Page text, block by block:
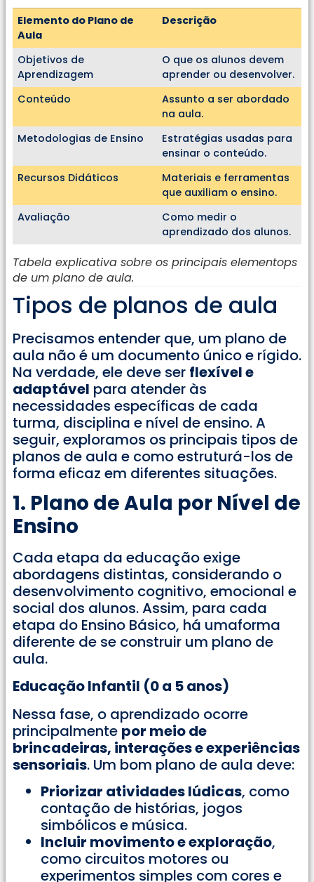
Elemento do Plano de
Aula
Descrição
Objetivos de
Aprendizagem
O que os alunos devem
aprender ou desenvolver.
Conteúdo
Assunto a ser abordado
na aula.
Metodologias de Ensino
Estratégias usadas para
ensinar o conteúdo.
Recursos Didáticos
Materiais e ferramentas
que auxiliam o ensino.
Avaliação
Como medir o
aprendizado dos alunos.
Tabela explicativa sobre os principais elementops
de um plano de aula.
Tipos de planos de aula
Precisamos entender que, um plano de
aula não é um documento único e rígido.
Na verdade, ele deve ser flexível e
adaptável para atender às
necessidades específicas de cada
turma, disciplina e nível de ensino. A
seguir, exploramos os principais tipos de
planos de aula e como estruturá-los de
forma eficaz em diferentes situações.
1. Plano de Aula por Nível de
Ensino
Cada etapa da educação exige
abordagens distintas, considerando o
desenvolvimento cognitivo, emocional e
social dos alunos. Assim, para cada
etapa do Ensino Básico, há umaforma
diferente de se construir um plano de
aula.
Educação Infantil (0 a 5 anos)
Nessa fase, o aprendizado ocorre
principalmente por meio de
brincadeiras, interações e experiências
sensoriais. Um bom plano de aula deve:
Priorizar atividades lúdicas, como
contação de histórias, jogos
simbólicos e música.
Incluir movimento e exploração,
como circuitos motores ou
experimentos simples com cores e